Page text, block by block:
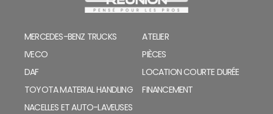
MERCEDES-BENZ TRUCKS
IVECO
DAF
TOYOTA MATERIAL HANDLING
NACELLES ET AUTO-LAVEUSES
ATELIER
PIÈCES
LOCATION COURTE DURÉE
FINANCEMENT